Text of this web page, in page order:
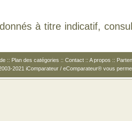
à titre indicatif,
:: Plan des catégories :: Contact :: A propos ::
2021 iComparateur / eComparateur® vous